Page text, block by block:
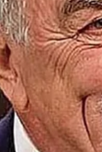
ove sedmice.
ljubavni život
razloga za